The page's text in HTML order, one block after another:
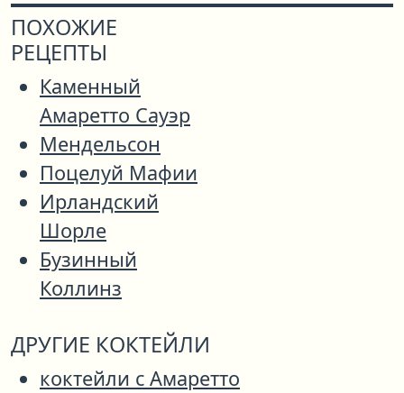
ПОХОЖИЕ
РЕЦЕПТЫ
Каменный
Амаретто Сауэр
Мендельсон
Поцелуй Мафии
Ирландский
Шорле
Бузинный
Коллинз
ДРУГИЕ КОКТЕЙЛИ
коктейли с Амаретто